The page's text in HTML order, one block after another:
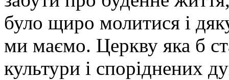
було щиро молитися і
ми маємо. Церкву яка б
культури і споріднених